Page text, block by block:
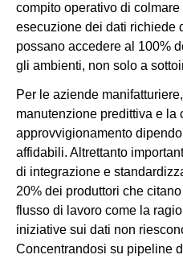
compito operativo di
esecuzione dei dati richiede
possano accedere al 100%
gli ambienti, non solo a
Per le aziende
manutenzione predittiva e la
approvvigionamento
affidabili. Altrettanto
di integrazione e
20% dei produttori che
flusso di lavoro come la
iniziative sui dati non
Concentrandosi su pipeline